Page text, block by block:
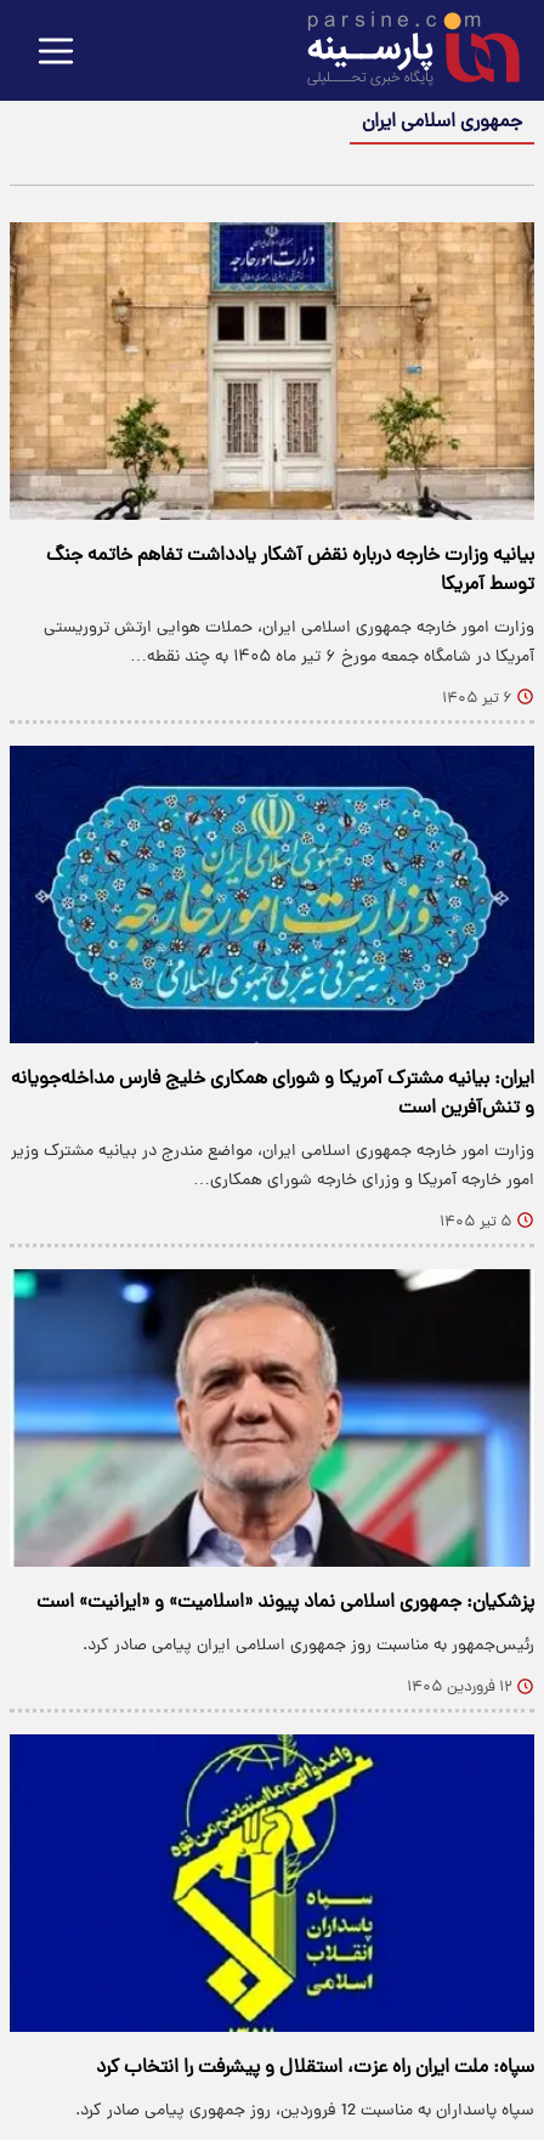
جمهوری اسلامی ایران
بیانیه وزارت خارجه درباره نقض آشکار یادداشت تفاهم خاتمه جنگ
توسط آمریکا
وزارت امور خارجه جمهوری اسلامی ایران، حملات هوایی ارتش تروریستی
آمریکا در شامگاه جمعه مورخ ۶ تیر ماه ۱۴۰۵ به چند نقطه…
۶ تیر ۱۴۰۵
ایران: بیانیه مشترک آمریکا و شورای همکاری خلیج فارس مداخله‌جویانه
و تنش‌آفرین است
وزارت امور خارجه جمهوری اسلامی ایران، مواضع مندرج در بیانیه مشترک وزیر
امور خارجه آمریکا و وزرای خارجه شورای همکاری…
۵ تیر ۱۴۰۵
پزشکیان: جمهوری اسلامی نماد پیوند «اسلامیت» و «ایرانیت» است
رئیس‌جمهور به مناسبت روز جمهوری اسلامی ایران پیامی صادر کرد.
۱۲ فروردین ۱۴۰۵
سپاه: ملت ایران راه عزت، استقلال و پیشرفت را انتخاب کرد
سپاه پاسداران به مناسبت 12 فروردین، روز جمهوری پیامی صادر کرد.